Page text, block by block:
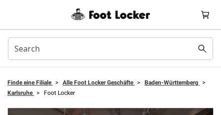
Finde eine Filiale > Alle Foot Locker Geschäfte > Baden-Württemberg >
Karlsruhe > Foot Locker